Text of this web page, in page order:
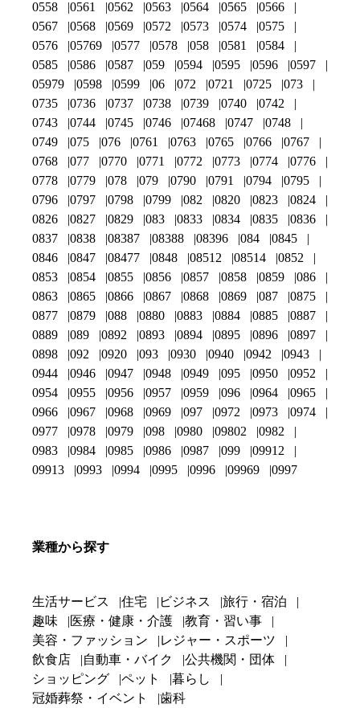
0558
0561 0562 0563 0564 0565
0566
0567
0568 0569 0572 0573 0574
0575
0576
05769 0577 0578 058 0581
0584
0585
0586 0587 059 0594 0595 0596
0597
05979
0598 0599 06 072 0721 0725
073
0735
0736 0737 0738 0739 0740
0742
0743
0744 0745 0746 07468 0747
0748
0749
075 076 0761 0763 0765 0766
0767
0768
077 0770 0771 0772 0773 0774
0776
0778
0779 078 079 0790 0791 0794
0795
0796
0797 0798 0799 082 0820 0823
0824
0826
0827 0829 083 0833 0834 0835
0836
0837
0838 08387 08388 08396 084
0845
0846
0847 08477 0848 08512 08514
0852
0853
0854 0855 0856 0857 0858 0859
086
0863
0865 0866 0867 0868 0869 087
0875
0877
0879 088 0880 0883 0884 0885
0887
0889
089 0892 0893 0894 0895 0896
0897
0898
092 0920 093 0930 0940 0942
0943
0944
0946 0947 0948 0949 095 0950
0952
0954
0955 0956 0957 0959 096 0964
0965
0966
0967 0968 0969 097 0972 0973
0974
0977
0978 0979 098 0980 09802
0982
0983
0984 0985 0986 0987 099
09912
09913
0993 0994 0995 0996 09969 0997
業種から探す
生活サービス 住宅 ビジネス
旅行・宿泊
趣味
医療・健康・介護
教育・習い事
美容・ファッション
レジャー・スポーツ
飲食店
自動車・バイク
公共機関・団体
ショッピング
ペット
暮らし
冠婚葬祭・イベント
歯科